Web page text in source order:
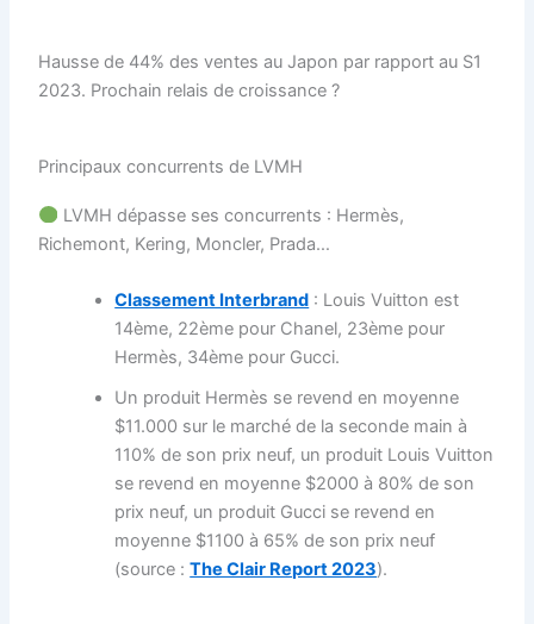
Hausse de 44% des ventes au Japon par rapport au S1
2023. Prochain relais de croissance ?
Principaux concurrents de LVMH
LVMH dépasse ses concurrents : Hermès,
Richemont, Kering, Moncler, Prada…
Classement Interbrand : Louis Vuitton est
14ème, 22ème pour Chanel, 23ème pour
Hermès, 34ème pour Gucci.
Un produit Hermès se revend en moyenne
$11.000 sur le marché de la seconde main à
110% de son prix neuf, un produit Louis Vuitton
se revend en moyenne $2000 à 80% de son
prix neuf, un produit Gucci se revend en
moyenne $1100 à 65% de son prix neuf
(source :The Clair Report 2023).